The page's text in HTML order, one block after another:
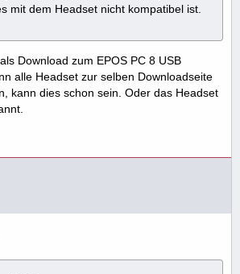
mit dem Headset nicht kompatibel ist.
Download zum EPOS PC 8 USB
alle Headset zur selben Downloadseite
kann dies schon sein. Oder das Headset